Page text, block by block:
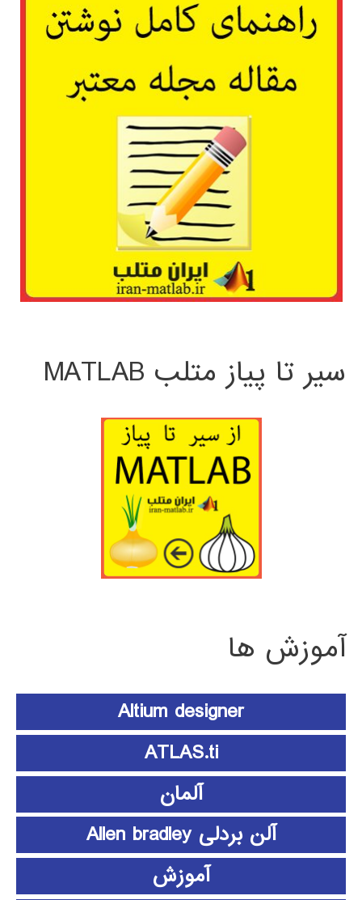
سیر تا پیاز متلب MATLAB
آموزش ها
Altium designer
ATLAS.ti
آلمان
آلن بردلی Allen bradley
آموزش